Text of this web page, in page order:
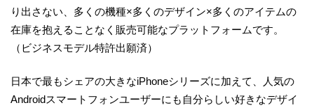
り出さない、多くの機種×多くのデザイン×多くのアイテムの
在庫を抱えることなく販売可能なプラットフォームです。
（ビジネスモデル特許出願済）
日本で最もシェアの大きなiPhoneシリーズに加えて、人気の
Androidスマートフォンユーザーにも自分らしい好きなデザイ